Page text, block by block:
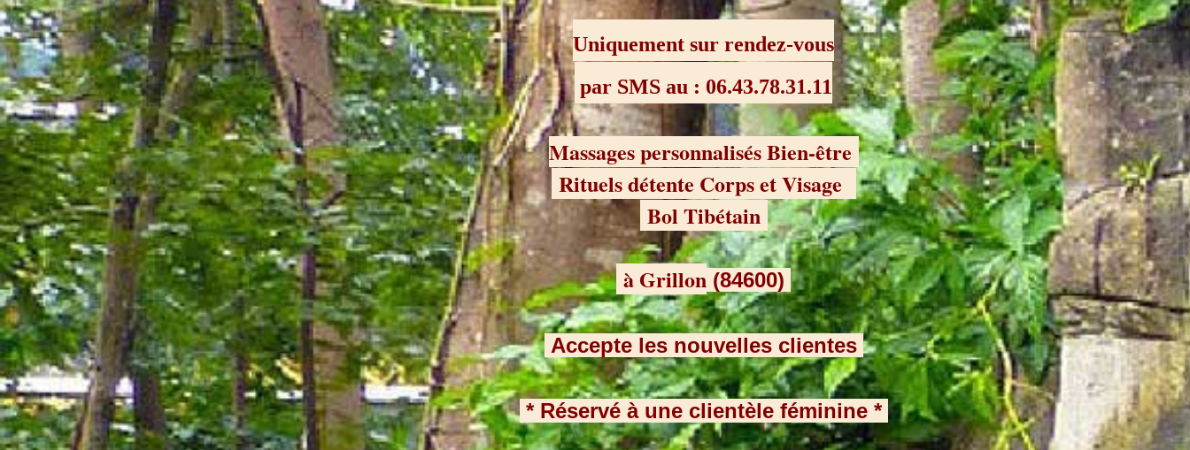
Uniquement sur rendez-vous
par SMS au : 06.43.78.31.11
Massages personnalisés Bien-être
Rituels détente Corps et Visage
Bol Tibétain
à Grillon (84600)
Accepte les nouvelles clientes
* Réservé à une clientèle féminine *